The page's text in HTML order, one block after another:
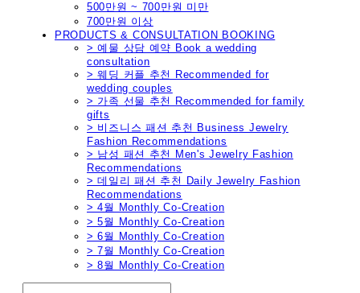
500만원 ~ 700만원 미만
700만원 이상
PRODUCTS & CONSULTATION BOOKING
> 예물 상담 예약 Book a wedding
consultation
> 웨딩 커플 추천 Recommended for
wedding couples
> 가족 선물 추천 Recommended for family
gifts
> 비즈니스 패션 추천 Business Jewelry
Fashion Recommendations
> 남성 패션 추천 Men's Jewelry Fashion
Recommendations
> 데일리 패션 추천 Daily Jewelry Fashion
Recommendations
> 4월 Monthly Co-Creation
> 5월 Monthly Co-Creation
> 6월 Monthly Co-Creation
> 7월 Monthly Co-Creation
> 8월 Monthly Co-Creation